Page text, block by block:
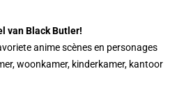
van Black Butler!
anime scènes en personages
woonkamer, kinderkamer, kantoor